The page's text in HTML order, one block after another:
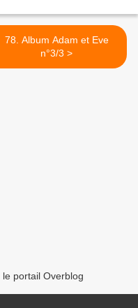
78. Album Adam et Eve
n°3/3 >
portail Overblog